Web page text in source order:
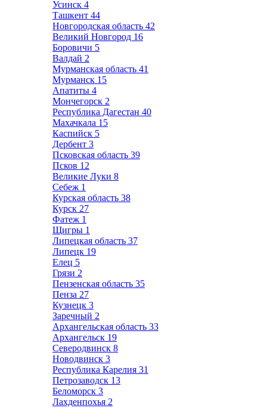
Усинск 4
Ташкент 44
Новгородская область 42
Великий Новгород 16
Боровичи 5
Валдай 2
Мурманская область 41
Мурманск 15
Апатиты 4
Мончегорск 2
Республика Дагестан 40
Махачкала 15
Каспийск 5
Дербент 3
Псковская область 39
Псков 12
Великие Луки 8
Себеж 1
Курская область 38
Курск 27
Фатеж 1
Щигры 1
Липецкая область 37
Липецк 19
Елец 5
Грязи 2
Пензенская область 35
Пенза 27
Кузнецк 3
Заречный 2
Архангельская область 33
Архангельск 19
Северодвинск 8
Новодвинск 3
Республика Карелия 31
Петрозаводск 13
Беломорск 3
Лахденпохья 2